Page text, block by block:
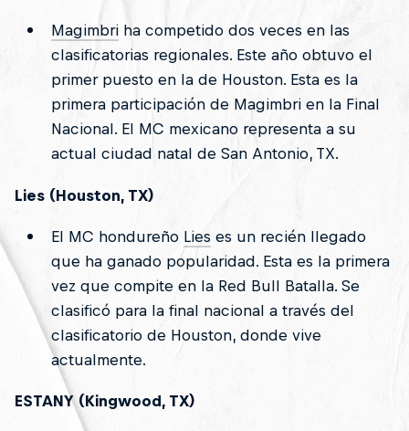
Magimbriha competido dos veces en las
clasificatorias regionales. Este año obtuvo el
primer puesto en la de Houston. Esta es la
primera participación de Magimbri en la Final
Nacional. El MC mexicano representa a su
actual ciudad natal de San Antonio, TX.
Lies (Houston, TX)
El MC hondureño Lies es un recién llegado
que ha ganado popularidad. Esta es la primera
vez que compite en la Red Bull Batalla. Se
clasificó para la final nacional a través del
clasificatorio de Houston, donde vive
actualmente.
ESTANY (Kingwood, TX)